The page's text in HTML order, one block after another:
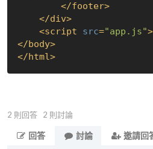
</footer>
</div>
<script src="app.js">
</body>
</html>
2 則回答 2 則討論
回答
討論 邀請回